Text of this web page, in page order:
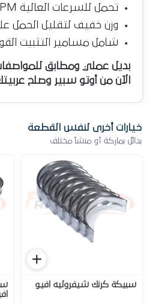
تحمل للسرعات العالية RPM
وزن خفيف لتقليل الحمل
شامل مسامير التثبيت
بديل عملي ومطابق
الآن من أوتو سبير وصلح
خيارات أخرى لنفس القطعة
بدائل بماركة أو منشأ مختلف
سبيكة كرنك شيفروليه افيو